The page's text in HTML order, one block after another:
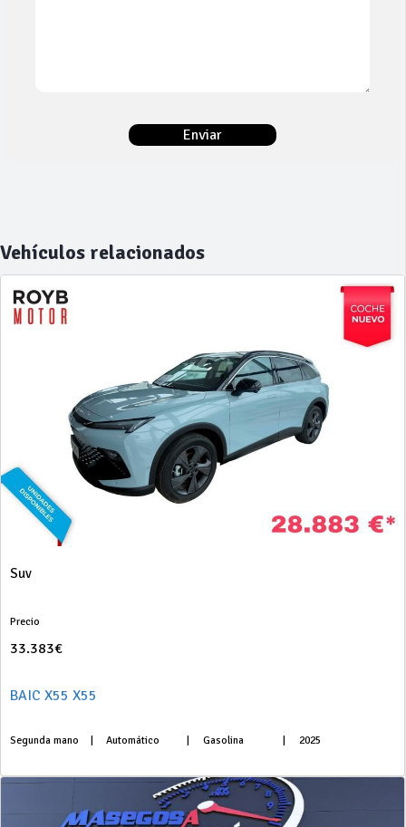
Vehículos relacionados
Suv
Precio
33.383€
BAIC X55 X55
Segunda mano Automático Gasolina 2025